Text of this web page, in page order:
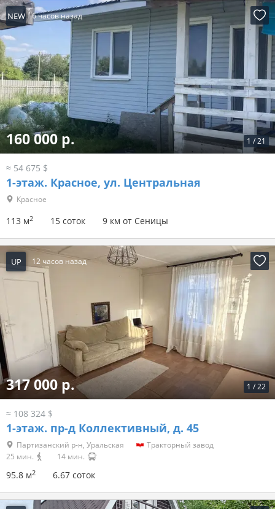
NEW 6 часов назад
1 /21
160 000 р.
≈ 54 675 $
1-этаж. Красное, ул. Центральная
Красное
113 м2 15 соток 9 км от Сеницы
UP 12 часов назад
1 /22
317 000 р.
≈ 108 324 $
1-этаж. пр-д Коллективный, д. 45
Партизанский р-н, Уральская
Тракторный завод
25 мин.
14 мин.
95.8 м2 6.67 соток